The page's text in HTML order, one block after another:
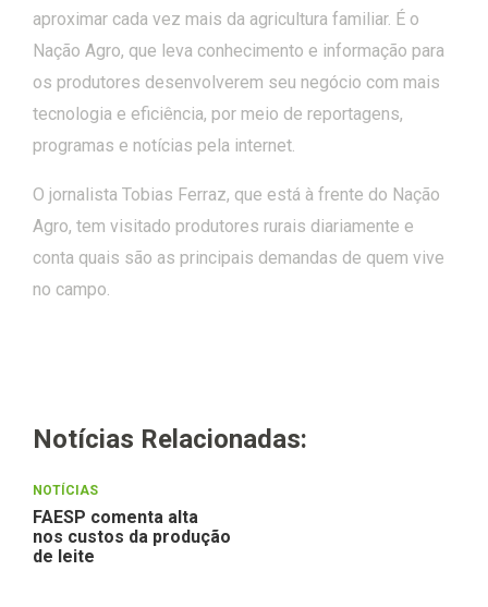
aproximar cada vez mais da agricultura familiar. É o
Nação Agro, que leva conhecimento e informação para
os produtores desenvolverem seu negócio com mais
tecnologia e eficiência, por meio de reportagens,
programas e notícias pela internet.
O jornalista Tobias Ferraz, que está à frente do Nação
Agro, tem visitado produtores rurais diariamente e
conta quais são as principais demandas de quem vive
no campo.
Notícias Relacionadas:
NOTÍCIAS
FAESP comenta alta
nos custos da produção
de leite